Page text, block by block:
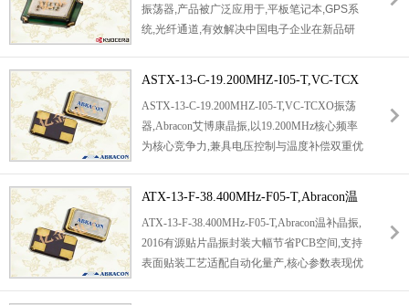
1V 对应IC可能) 高度：最高0.8 mm,体积：0.00
22 cm3,重量：0.008 g,超小型,轻型.低消耗电流,
满足无铅焊接的高温回流温度曲线要求,带有A
本身可根据使用需要进行选择.
振荡器,产品被广泛应用于,平板笔记本,GPS系
统,光纤通道,有效解决中国电子企业在新品研
用的石英晶体振荡器,该体积产品最适合于GP
S,以及卫星通讯系统,智能电话等多用途的高稳
定的频率温度特性晶振.为对应低电源电压的产
品.(DC+1.8V ± 0.1V to +2.9V ± 0.1V 对应IC可
量：0.008 g,超小型,轻型.低消耗电流,表面贴
铅焊接的高温回流温度曲线要求,带有AFC（频
率控制）功能,Enable/Disable功能,产品本身
可根据使用需要进行选择.
ASTX-13-C-19.200MHZ-I05-T,VC-TCX
O振荡器,Abracon艾博康晶振
ASTX-13-C-19.200MHZ-I05-T,VC-TCXO振荡
器,Abracon艾博康晶振,以19.200MHz核心频率
为核心竞争力,兼具电压控制与温度补偿双重优
调,适配不同系统的时序校准需求.超微型2.0×1.
6×0.8mm封装设计,搭配SMD/SMT端接方式,便
于自动化贴装生产,大幅提升终端产品的量产效
率,是消费电子与工业控制领域的优选时序器
ATX-13-F-38.400MHz-F05-T,Abracon温
补晶振,2016有源贴片晶振
ATX-13-F-38.400MHz-F05-T,Abracon温补晶振,
2016有源贴片晶振封装大幅节省PCB空间,支持
表面贴装工艺适配自动化量产,核心参数表现优